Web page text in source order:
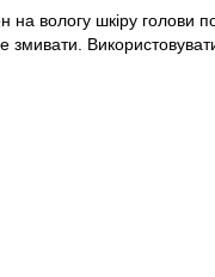
на вологу шкіру голови
змивати.